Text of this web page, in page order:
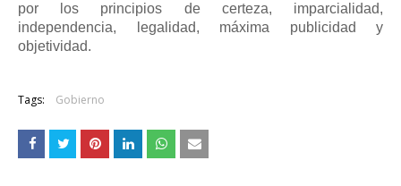
por los principios de certeza, imparcialidad,
independencia, legalidad, máxima publicidad y
objetividad.
Tags: Gobierno